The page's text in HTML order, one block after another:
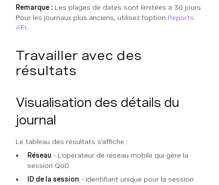
Remarque : Les plages de dates sont limitées à 30 jours.
Pour les journaux plus anciens, utilisez l'option Reports
API.
Travailler avec des
résultats
Visualisation des détails du
journal
Le tableau des résultats s'affiche :
Réseau - L'opérateur de réseau mobile qui gère la
session QoD
ID de la session - Identifiant unique pour la session